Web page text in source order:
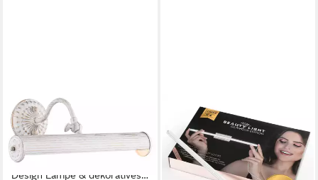
MAYTONI DECORATIVE LIGHTING
Bilderleuchte Renoir 2
35.9x21.2x12.2 cm, ohne
Leuchtmittel, hochwertige
Design Lampe & dekoratives
MY BEAUTY LIGHT
Spiegelleuchte Glamour
Edition 5-in-1 LED Licht,
perfekte, strahlende Make-Up
Looks, simuliert Tageslicht, 5